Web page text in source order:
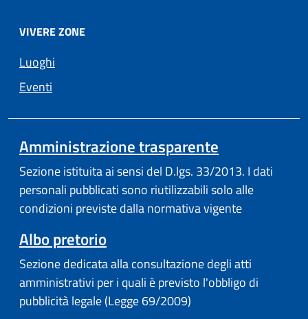
VIVERE ZONE
Luoghi
Eventi
Amministrazione trasparente
Sezione istituita ai sensi del D.lgs. 33/2013. I dati
personali pubblicati sono riutilizzabili solo alle
condizioni previste dalla normativa vigente
Albo pretorio
Sezione dedicata alla consultazione degli atti
amministrativi per i quali è previsto l'obbligo di
pubblicità legale (Legge 69/2009)